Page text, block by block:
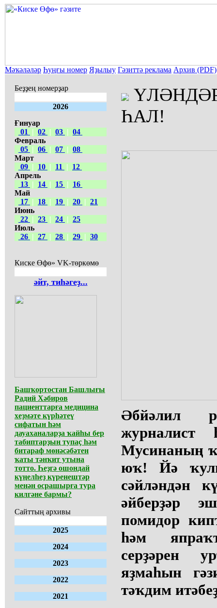
Мәҡәләләр Һуңғы номер Яҙылыу Гәзиттә реклама Архив (PDF)
Беҙҙең номерҙар
2026
Ғинуар
01
| 02 | 03 | 04
Февраль
05 | 06 | 07 | 08
Март
09 | 10 | 11 |
12
Апрель
13 | 14 | 15 |
16
Май
17 | 18 | 19 | 20 | 21
Июнь
22 | 23 | 24 | 25
Июль
26 | 27 | 28 | 29 | 30
Киске Өфө» VK-төркөмө
әйт, тиһәгеҙ...
Башҡортостан Башлығы
Радий Хәбиров
пациенттарға медицина
хеҙмәте күрһәтеү
сифатын һәм
дауаханаларҙа ҡайһы бер
табиптарҙың тупаҫ һәм
битараф мөнәсәбәтен
ҡаты тәнҡит утына
тотто. Һеҙгә ошондай
күңелһеҙ күренештәр
менән осрашырға тура
килгәне бармы?
Сайттың архивы
2025
2024
2023
2022
2021
ҺАЛ!
Әбйәлил
журналист
Мусинаның
юҡ! Йә
сәйләндән
әйберҙәр
помидор
һәм
серҙәрен
яҙмаһын
тәҡдим